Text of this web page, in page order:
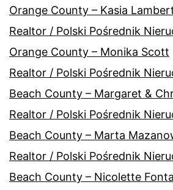
Orange County – Kasia
Realtor / Polski Pośrednik
Orange County – Monika Scott
Realtor / Polski Pośrednik
Beach County – Margaret &
Realtor / Polski Pośrednik
Beach County – Marta
Realtor / Polski Pośrednik
Beach County – Nicolette